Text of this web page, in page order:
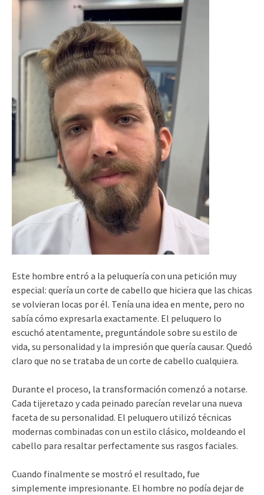
Este hombre entró a la peluquería con una petición muy
especial: quería un corte de cabello que hiciera que las chicas
se volvieran locas por él. Tenía una idea en mente, pero no
sabía cómo expresarla exactamente. El peluquero lo
escuchó atentamente, preguntándole sobre su estilo de
vida, su personalidad y la impresión que quería causar. Quedó
claro que no se trataba de un corte de cabello cualquiera.
Durante el proceso, la transformación comenzó a notarse.
Cada tijeretazo y cada peinado parecían revelar una nueva
faceta de su personalidad. El peluquero utilizó técnicas
modernas combinadas con un estilo clásico, moldeando el
cabello para resaltar perfectamente sus rasgos faciales.
Cuando finalmente se mostró el resultado, fue
simplemente impresionante. El hombre no podía dejar de